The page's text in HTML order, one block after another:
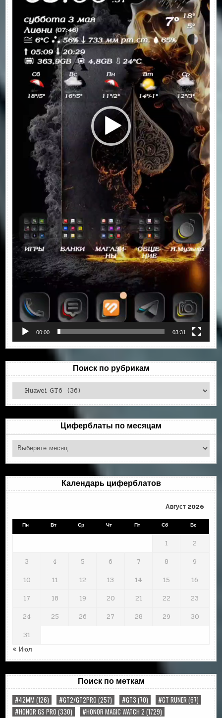
00:00 03:31
Поиск по рубрикам
Поиск
по
рубрикам
Циферблаты по месяцам
Циферблаты
по
месяцам
Календарь циферблатов
Август 2026
Пн Вт Ср Чт Пт Сб Вс
1
2
3
4 5 6 7 8
9
10
11 12 13 14 15
16
17
18 19 20 21 22
23
24
25 26 27 28 29
30
31
« Июл
Поиск по меткам
#42MM (126) #GT2/GT2PRO (257) #GT3 (70) #GT RUNER(67)
#HONOR GS PRO (330) #HONOR MAGIC WATCH 2 (1729)